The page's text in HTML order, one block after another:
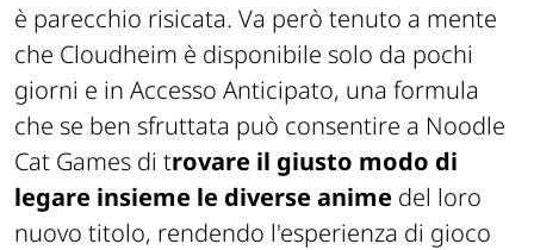
è parecchio risicata. Va però tenuto a mente
che Cloudheim è disponibile solo da pochi
giorni e in Accesso Anticipato, una formula
che se ben sfruttata può consentire a Noodle
Cat Games di trovare il giusto modo di
legare insieme le diverse anime del loro
nuovo titolo, rendendo l'esperienza di gioco